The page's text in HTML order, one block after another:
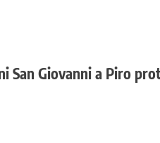
San Giovanni a Piro